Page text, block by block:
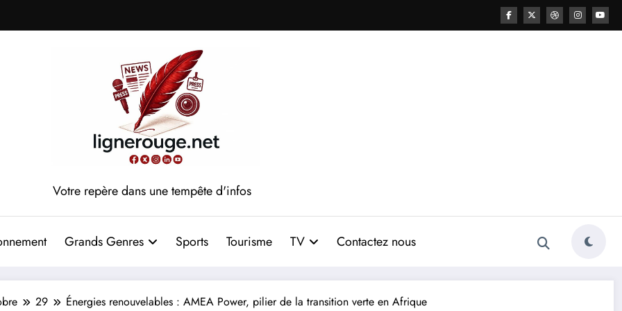
Votre repère dans une tempête d'infos
Grands Genres Sports Tourisme TV Contactez nous
29 Énergies renouvelables : AMEA Power, pilier de la transition verte en Afrique